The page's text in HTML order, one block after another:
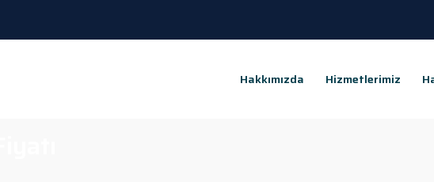
Hakkımızda Hizmetlerimiz